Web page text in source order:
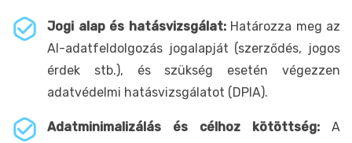
Jogi alap és hatásvizsgálat:Határozza meg az
AI-adatfeldolgozás jogalapját (szerződés, jogos
érdek stb.), és szükség esetén végezzen
adatvédelmi hatásvizsgálatot (DPIA).
Adatminimalizálás és célhoz kötöttség: A